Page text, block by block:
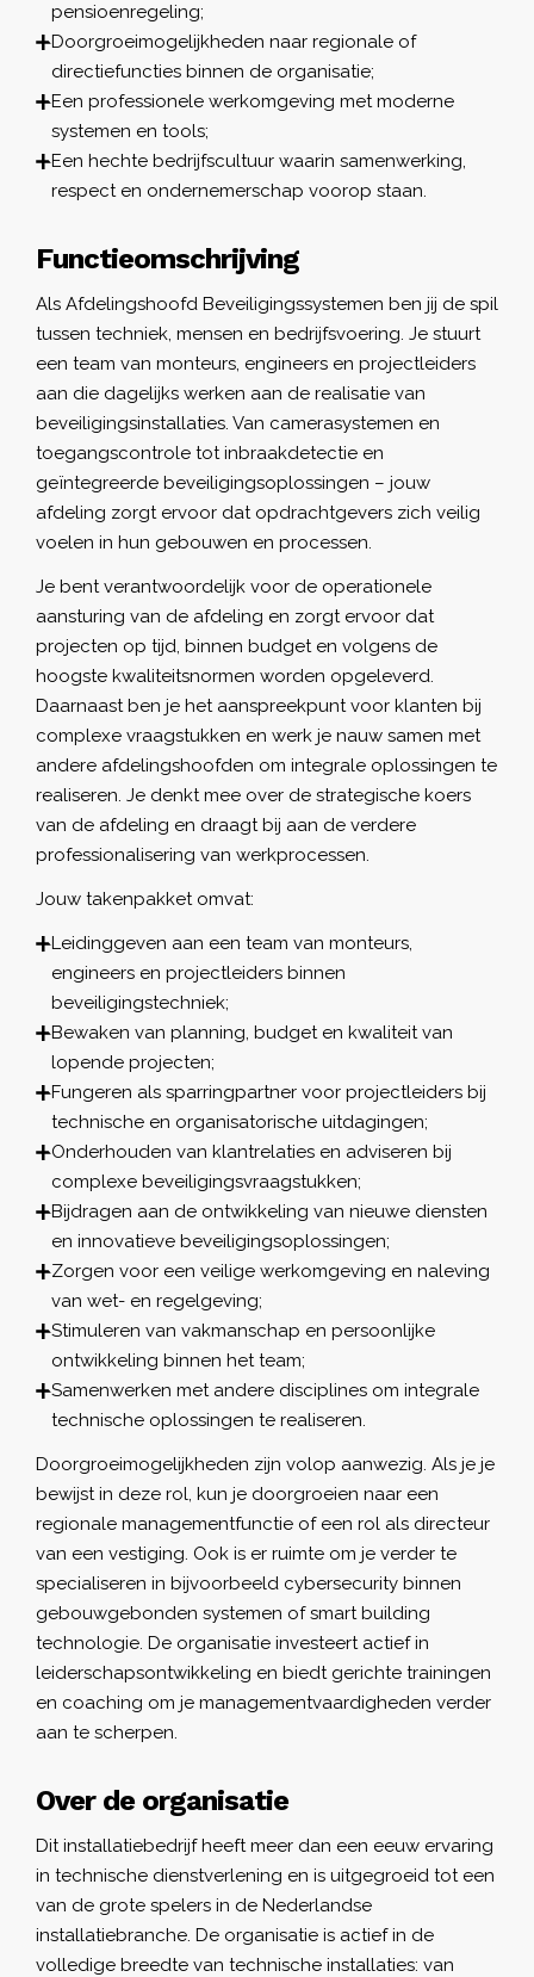
pensioenregeling;
Doorgroeimogelijkheden naar regionale of
directiefuncties binnen de organisatie;
Een professionele werkomgeving met moderne
systemen en tools;
Een hechte bedrijfscultuur waarin samenwerking,
respect en ondernemerschap voorop staan.
Functieomschrijving
Als Afdelingshoofd Beveiligingssystemen ben jij de spil
tussen techniek, mensen en bedrijfsvoering. Je stuurt
een team van monteurs, engineers en projectleiders
aan die dagelijks werken aan de realisatie van
beveiligingsinstallaties. Van camerasystemen en
toegangscontrole tot inbraakdetectie en
geïntegreerde beveiligingsoplossingen – jouw
afdeling zorgt ervoor dat opdrachtgevers zich veilig
voelen in hun gebouwen en processen.
Je bent verantwoordelijk voor de operationele
aansturing van de afdeling en zorgt ervoor dat
projecten op tijd, binnen budget en volgens de
hoogste kwaliteitsnormen worden opgeleverd.
Daarnaast ben je het aanspreekpunt voor klanten bij
complexe vraagstukken en werk je nauw samen met
andere afdelingshoofden om integrale oplossingen te
realiseren. Je denkt mee over de strategische koers
van de afdeling en draagt bij aan de verdere
professionalisering van werkprocessen.
Jouw takenpakket omvat:
Leidinggeven aan een team van monteurs,
engineers en projectleiders binnen
beveiligingstechniek;
Bewaken van planning, budget en kwaliteit van
lopende projecten;
Fungeren als sparringpartner voor projectleiders bij
technische en organisatorische uitdagingen;
Onderhouden van klantrelaties en adviseren bij
complexe beveiligingsvraagstukken;
Bijdragen aan de ontwikkeling van nieuwe diensten
en innovatieve beveiligingsoplossingen;
Zorgen voor een veilige werkomgeving en naleving
van wet- en regelgeving;
Stimuleren van vakmanschap en persoonlijke
ontwikkeling binnen het team;
Samenwerken met andere disciplines om integrale
technische oplossingen te realiseren.
Doorgroeimogelijkheden zijn volop aanwezig. Als je je
bewijst in deze rol, kun je doorgroeien naar een
regionale managementfunctie of een rol als directeur
van een vestiging. Ook is er ruimte om je verder te
specialiseren in bijvoorbeeld cybersecurity binnen
gebouwgebonden systemen of smart building
technologie. De organisatie investeert actief in
leiderschapsontwikkeling en biedt gerichte trainingen
en coaching om je managementvaardigheden verder
aan te scherpen.
Over de organisatie
Dit installatiebedrijf heeft meer dan een eeuw ervaring
in technische dienstverlening en is uitgegroeid tot een
van de grote spelers in de Nederlandse
installatiebranche. De organisatie is actief in de
volledige breedte van technische installaties: van